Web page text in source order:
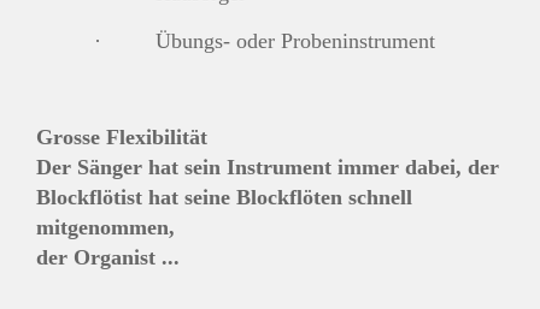
· Übungs- oder Probeninstrument
Grosse Flexibilität
Der Sänger hat sein Instrument immer dabei, der
Blockflötist hat seine Blockflöten schnell
mitgenommen,
der Organist ...